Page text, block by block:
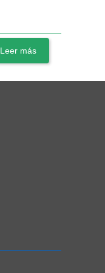
Leer más